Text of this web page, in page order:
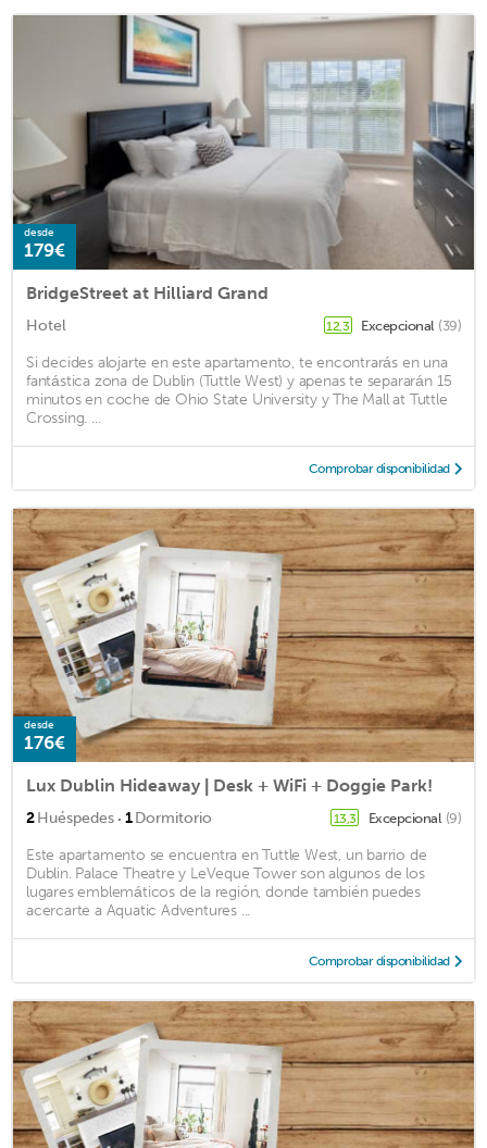
desde
179€
BridgeStreet at Hilliard Grand
Hotel 12,3 Excepcional (39)
Si decides alojarte en este apartamento, te encontrarás en una
fantástica zona de Dublin (Tuttle West) y apenas te separarán 15
minutos en coche de Ohio State University y The Mall at Tuttle
Crossing. ...
Comprobar disponibilidad
desde
176€
Lux Dublin Hideaway | Desk + WiFi + Doggie Park!
2Huéspedes · 1Dormitorio 13,3 Excepcional (9)
Este apartamento se encuentra en Tuttle West, un barrio de
Dublin. Palace Theatre y LeVeque Tower son algunos de los
lugares emblemáticos de la región, donde también puedes
acercarte a Aquatic Adventures ...
Comprobar disponibilidad